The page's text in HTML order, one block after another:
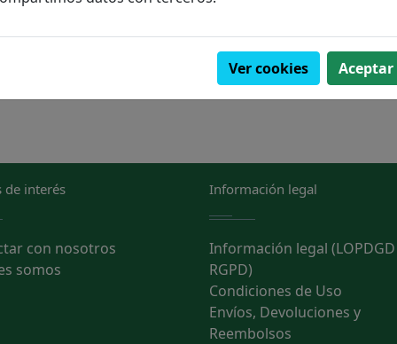
de interés
con nosotros
somos
Información legal
Información legal
RGPD)
Condiciones de Uso
Envíos, Devoluciones y
Reembolsos
Ver cookies Aceptar